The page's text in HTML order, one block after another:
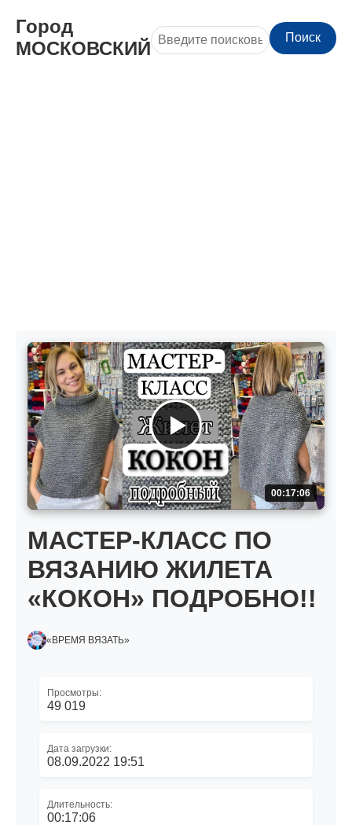
Город
МОСКОВСКИЙ
Поиск
00:17:06
МАСТЕР-КЛАСС ПО
ВЯЗАНИЮ ЖИЛЕТА
«КОКОН» ПОДРОБНО!!
«ВРЕМЯ ВЯЗАТЬ»
Просмотры:
49 019
Дата загрузки:
08.09.2022 19:51
Длительность:
00:17:06